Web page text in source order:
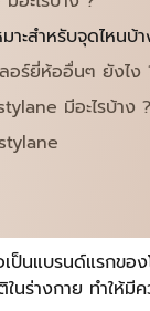
ะสำหรับจุดไหนบ้
อร์ยี่ห้ออื่นๆ ยังไง
มีอะไรบ้าง ?
เป็นแบรนด์แรก
ในร่างกาย ทำใ